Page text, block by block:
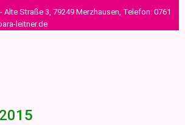
Alte Straße 3, 79249 Merzhausen, Telefon: 0761
leitner.de